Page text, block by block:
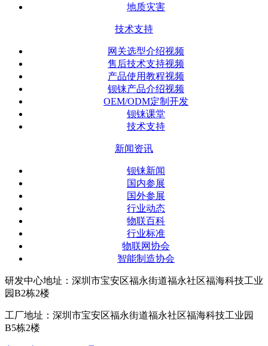
地质灾害
技术支持
网关选型介绍视频
售后技术支持视频
产品使用教程视频
钡铼产品介绍视频
OEM/ODM定制开发
钡铼课堂
技术支持
新闻资讯
钡铼新闻
国内参展
国外参展
行业动态
物联百科
行业标准
物联网协会
智能制造协会
研发中心地址：深圳市宝安区福永街道福永社区福海科技工业
园B2栋2楼
工厂地址：深圳市宝安区福永街道福永社区福海科技工业园
B5栋2楼